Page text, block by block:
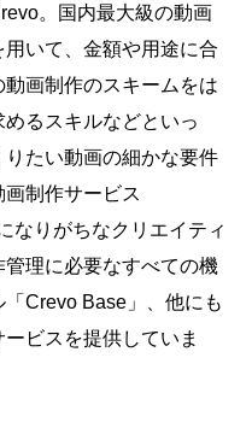
。国内最大級の動画
いて、金額や用途に合
画制作のスキームをは
るスキルなどといっ
たい動画の細かな要件
制作サービス
なりがちなクリエイティ
理に必要なすべての機
Crevo Base」、他にも
ビスを提供していま